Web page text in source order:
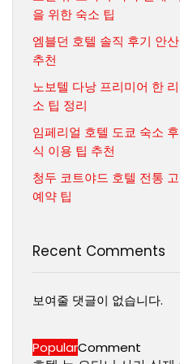
을 위한 숙소 팁
엠블던 호텔 솔직 후기 안
추천
노보텔 다낭 프리미어 한
소 팁 정리
임페리얼 호텔 도쿄 숙소
식 이용 팁 추천
청두 코트야드 호텔 전통
예약 팁
Recent Comments
보여줄 댓글이 없습니다.
PopularComment